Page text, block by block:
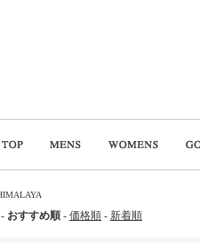
- おすすめ順 - 価格順 - 新着順